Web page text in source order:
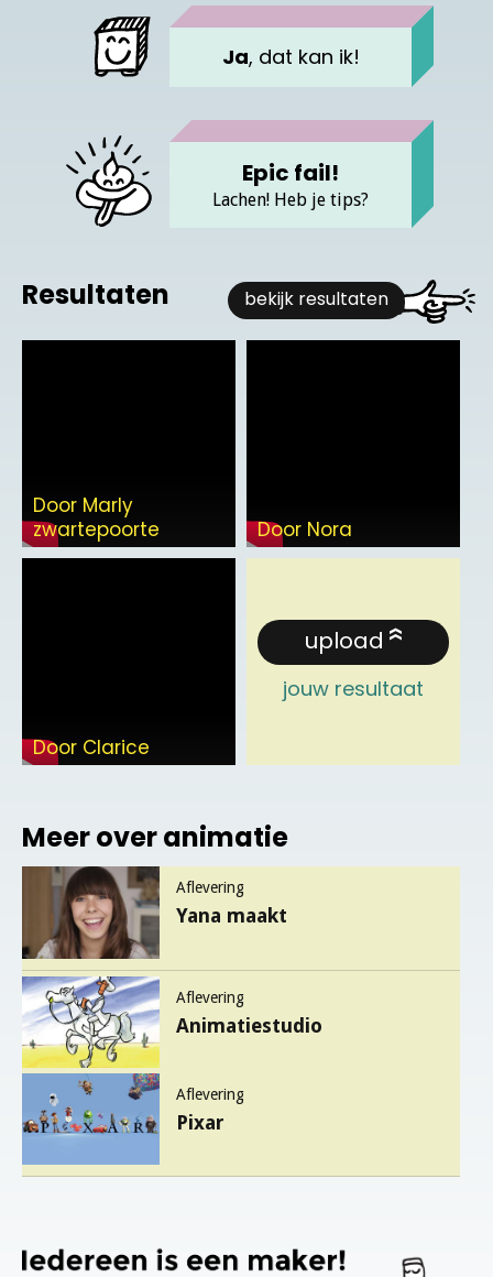
Ja, dat kan ik!
Epic fail!
Lachen! Heb je tips?
Resultaten bekijk resultaten
Door Marly
zwartepoorte
Door Nora
Door Clarice
upload
jouw resultaat
Meer over animatie
Aflevering
Yana maakt
Aflevering
Animatiestudio
Aflevering
Pixar